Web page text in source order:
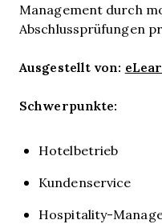
Management durch
Abschlussprüfungen
Ausgestellt von:
Schwerpunkte:
Hotelbetrieb
Kundenservice
Hospitality-